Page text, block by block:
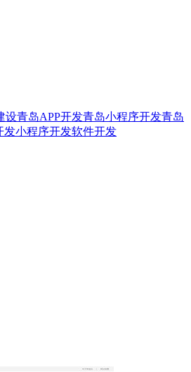
设青岛APP开发青岛小程序开发青岛
发小程序开发软件开发